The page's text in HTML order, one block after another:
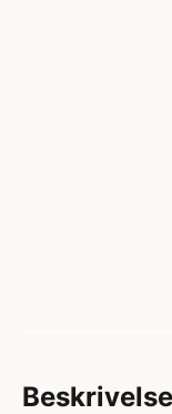
Beskrivelse